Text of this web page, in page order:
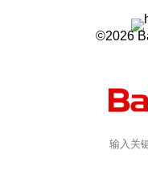
©2026